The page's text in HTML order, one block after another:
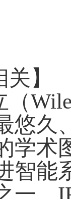
关】
（
悠久
学术
智能
一，